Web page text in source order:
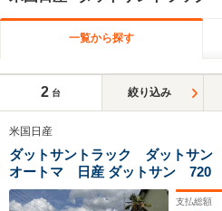
一覧から探す
2 台 絞り込み
米国日産
ダットサントラック ダットサ
オートマ 日産 ダットサン 720
支払総額